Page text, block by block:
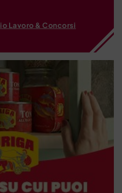
Lavoro & Concorsi